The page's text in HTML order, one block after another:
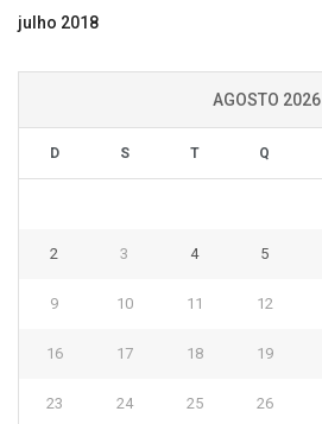
julho 2018
AGOSTO 2026
D S T Q
2 3 4 5
9 10 11 12
16 17 18 19
23 24 25 26